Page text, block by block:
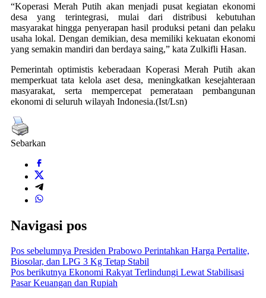
“Koperasi Merah Putih akan menjadi pusat kegiatan ekonomi
desa yang terintegrasi, mulai dari distribusi kebutuhan
masyarakat hingga penyerapan hasil produksi petani dan pelaku
usaha lokal. Dengan demikian, desa memiliki kekuatan ekonomi
yang semakin mandiri dan berdaya saing,” kata Zulkifli Hasan.
Pemerintah optimistis keberadaan Koperasi Merah Putih akan
memperkuat tata kelola aset desa, meningkatkan kesejahteraan
masyarakat, serta mempercepat pemerataan pembangunan
ekonomi di seluruh wilayah Indonesia.(Ist/Lsn)
Sebarkan
Navigasi pos
Pos sebelumnya Presiden Prabowo Perintahkan Harga Pertalite,
Biosolar, dan LPG 3 Kg Tetap Stabil
Pos berikutnya Ekonomi Rakyat Terlindungi Lewat Stabilisasi
Pasar Keuangan dan Rupiah